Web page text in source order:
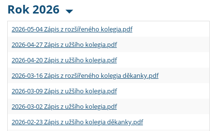
Rok 2026
2026-05-04 Zápis z rozšířeného kolegia.pdf
2026-04-27 Zápis z užšího kolegia.pdf
2026-04-20 Zápis z užšího kolegia.pdf
2026-03-16 Zápis z rozšířeného kolegia děkanky.pdf
2026-03-09 Zápis z užšího kolegia.pdf
2026-03-02 Zápis z užšího kolegia.pdf
2026-02-23 Zápis z užšího kolegia děkanky.pdf